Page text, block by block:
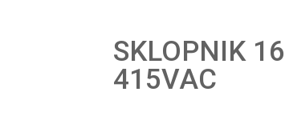
SKLOPNIK
415VAC